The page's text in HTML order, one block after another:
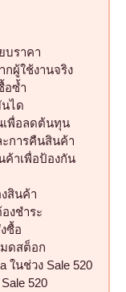
บราคา
ผู้ใช้งานจริง
อซ้ำ
ได
เพื่อลดต้นทุน
การคืนสินค้า
าเพื่อป้องกัน
สินค้า
งชำระ
ซื้อ
ดสต็อก
ในช่วง Sale 520
520